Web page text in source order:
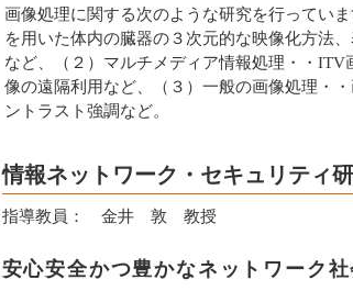
画像処理に関する次のような研究を行ってい
を用いた体内の臓器の３次元的な映像化方法
など、（２）マルチメディア情報処理・・
像の遠隔利用など、（３）一般の画像処理・
ントラスト強調など。
情報ネットワーク・セキュリティ
指導教員： 金井 敦 教授
安心安全かつ豊かなネットワーク